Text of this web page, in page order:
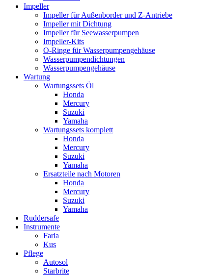
Impeller
Impeller für Außenborder und Z-Antriebe
Impeller mit Dichtung
Impeller für Seewasserpumpen
Impeller-Kits
O-Ringe für Wasserpumpengehäuse
Wasserpumpendichtungen
Wasserpumpengehäuse
Wartung
Wartungssets Öl
Honda
Mercury
Suzuki
Yamaha
Wartungssets komplett
Honda
Mercury
Suzuki
Yamaha
Ersatzteile nach Motoren
Honda
Mercury
Suzuki
Yamaha
Ruddersafe
Instrumente
Faria
Kus
Pflege
Autosol
Starbrite